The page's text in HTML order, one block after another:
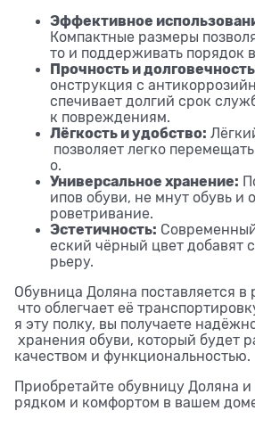
Эффективное
Компактные размеры
то и поддерживать порядок
Прочность и
онструкция с
спечивает долгий срок
к повреждениям.
Лёгкость и удобство:
позволяет легко
о.
Универсальное хранение:
ипов обуви, не мнут обувь и
роветривание.
Эстетичность:
еский чёрный цвет добавят
рьеру.
Обувница Доляна поставляется в
что облегчает её
я эту полку, вы получаете
хранения обуви, который будет
качеством и функциональностью.
Приобретайте обувницу Доляна
рядком и комфортом в вашем